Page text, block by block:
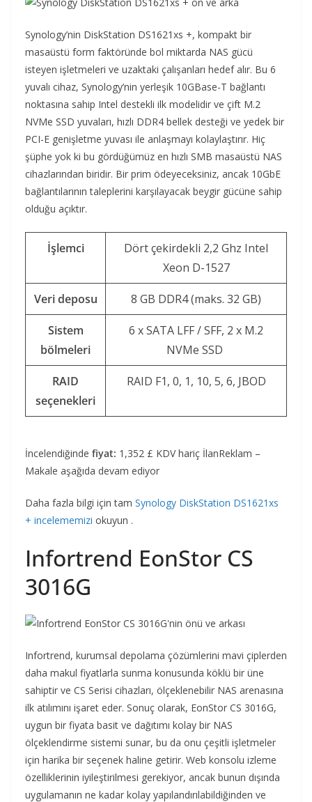
Synology’nin DiskStation DS1621xs +, kompakt bir
masaüstü form faktöründe bol miktarda NAS gücü
isteyen işletmeleri ve uzaktaki çalışanları hedef alır. Bu 6
yuvalı cihaz, Synology’nin yerleşik 10GBase-T bağlantı
noktasına sahip Intel destekli ilk modelidir ve çift M.2
NVMe SSD yuvaları, hızlı DDR4 bellek desteği ve yedek bir
PCI-E genişletme yuvası ile anlaşmayı kolaylaştırır. Hiç
şüphe yok ki bu gördüğümüz en hızlı SMB masaüstü NAS
cihazlarından biridir. Bir prim ödeyeceksiniz, ancak 10GbE
bağlantılarının taleplerini karşılayacak beygir gücüne sahip
olduğu açıktır.
İşlemci
Dört çekirdekli 2,2 Ghz Intel
Xeon D-1527
Veri deposu 8 GB DDR4 (maks. 32 GB)
Sistem
bölmeleri
6 x SATA LFF / SFF, 2 x M.2
NVMe SSD
RAID
seçenekleri
RAID F1, 0, 1, 10, 5, 6, JBOD
İncelendiğinde fiyat: 1,352 £ KDV hariç İlanReklam –
Makale aşağıda devam ediyor
Daha fazla bilgi için tam Synology DiskStation DS1621xs
+ incelememizi okuyun .
Infortrend EonStor CS
3016G
Infortrend, kurumsal depolama çözümlerini mavi çiplerden
daha makul fiyatlarla sunma konusunda köklü bir üne
sahiptir ve CS Serisi cihazları, ölçeklenebilir NAS arenasına
ilk atılımını işaret eder. Sonuç olarak, EonStor CS 3016G,
uygun bir fiyata basit ve dağıtımı kolay bir NAS
ölçeklendirme sistemi sunar, bu da onu çeşitli işletmeler
için harika bir seçenek haline getirir. Web konsolu izleme
özelliklerinin iyileştirilmesi gerekiyor, ancak bunun dışında
uygulamanın ne kadar kolay yapılandırılabildiğinden ve